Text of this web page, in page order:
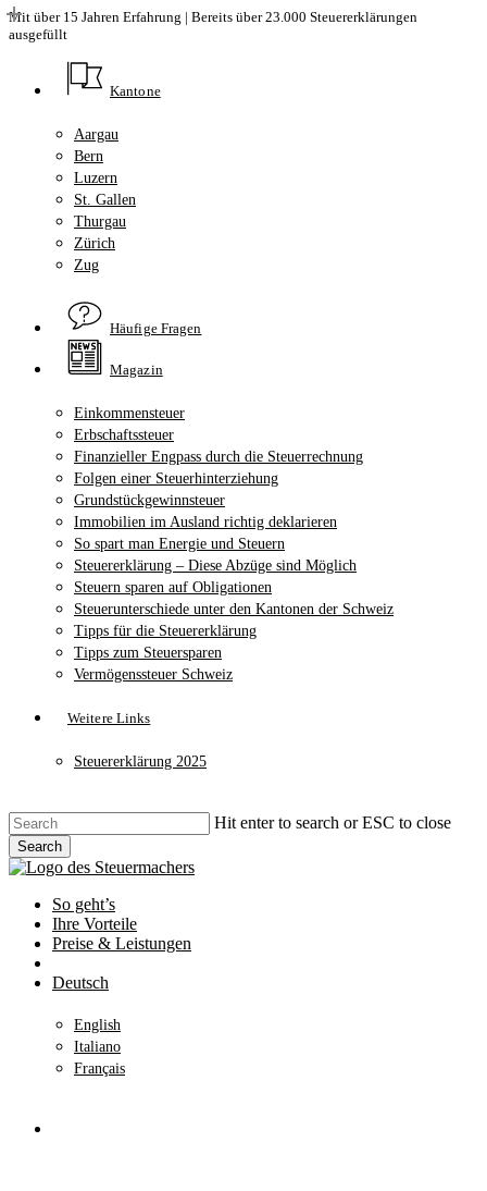
Skip
to
Mit über 15 Jahren Erfahrung | Bereits über 23.000 Steuererklärungen
ausgefüllt
Kantone
Aargau
Bern
Luzern
St. Gallen
Thurgau
Zürich
Zug
Häufige Fragen
Magazin
Einkommensteuer
Erbschaftssteuer
Finanzieller Engpass durch die Steuerrechnung
Folgen einer Steuerhinterziehung
Grundstückgewinnsteuer
Immobilien im Ausland richtig deklarieren
So spart man Energie und Steuern
Steuererklärung – Diese Abzüge sind Möglich
Steuern sparen auf Obligationen
Steuerunterschiede unter den Kantonen der Schweiz
Tipps für die Steuererklärung
Tipps zum Steuersparen
Vermögenssteuer Schweiz
Weitere Links
Steuererklärung 2025
Hit enter to search or ESC to close
Search
Close
search
Menu
So geht’s
Ihre Vorteile
Preise & Leistungen
Deutsch
English
Italiano
Français